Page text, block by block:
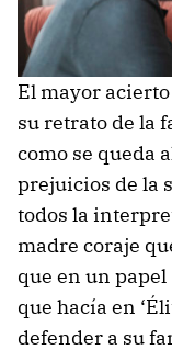
El mayor
su retrato de la
como se queda
prejuicios de la
todos la
madre coraje
que en un
que hacía en
defender a su